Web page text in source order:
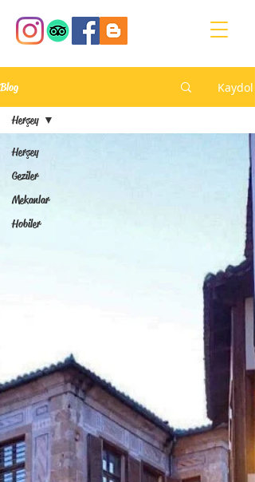
Blog Kaydol
Herşey
Geziler
Mekanlar
Hobiler
Herşey